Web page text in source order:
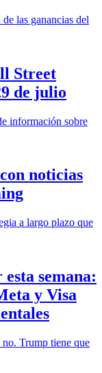
Street
de julio
noticias
semana:
y Visa